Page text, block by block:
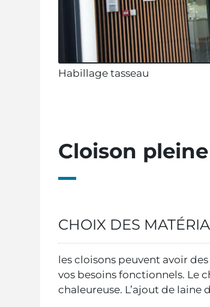
Habillage tasseau
Cloison
CHOIX DES
les cloisons peuvent avoir
vos besoins fonctionnels. Le
chaleureuse. L’ajout de laine